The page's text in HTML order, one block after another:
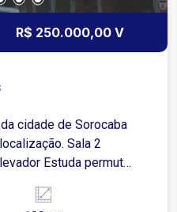
R$ 250.000,00 V
cidade de Sorocaba
Sala 2
permuta